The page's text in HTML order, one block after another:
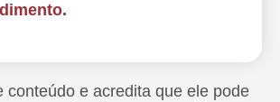
conteúdo e acredita que ele pode